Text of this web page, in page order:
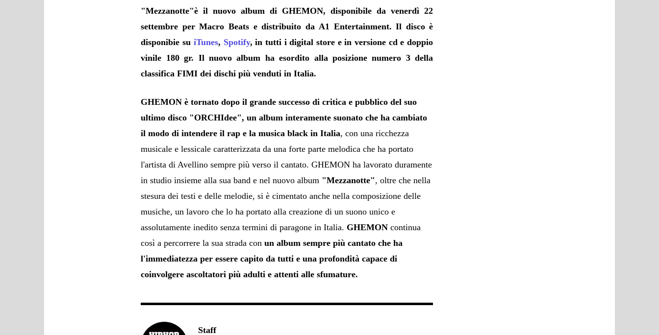
"Mezzanotte"è il nuovo album di GHEMON, disponibile da venerdì 22
settembre perMacro Beats e distribuito daA1 Entertainment. Il disco è
disponibie su iTunes, Spotify, in tutti i digital store e in versione cd e doppio
vinile 180 gr. Il nuovo album ha esordito allaposizione numero 3 della
classifica FIMIdei dischi più venduti in Italia.
GHEMON è tornato dopo il grande successo di critica e pubblico del suo
ultimo disco "ORCHIdee", un album interamente suonato che ha cambiato
il modo di intendere il rap e la musica black in Italia, con una ricchezza
musicale e lessicale caratterizzata da una forte parte melodica che ha portato
l'artista di Avellino sempre più verso il cantato. GHEMON ha lavorato duramente
in studio insieme alla sua band e nel nuovo album "Mezzanotte", oltre che nella
stesura dei testi e delle melodie, si è cimentato anche nella composizione delle
musiche, un lavoro che lo ha portato alla creazione di un suono unico e
assolutamente inedito senza termini di paragone in Italia. GHEMON continua
così a percorrere la sua strada conun album sempre più cantato che ha
l'immediatezza per essere capito da tutti e una profondità capace di
coinvolgere ascoltatori più adulti e attenti alle sfumature.
Staff